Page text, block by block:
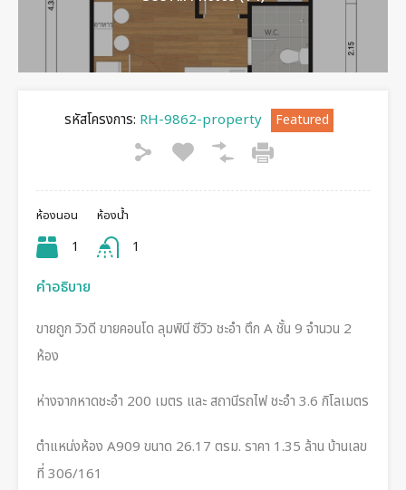
รหัสโครงการ: RH-9862-property Featured
ห้องนอน
1
ห้องน้ำ
1
คำอธิบาย
ขายถูก วิวดี ขายคอนโด ลุมพินี ซีวิว ชะอำ ตึก A ชั้น 9 จำนวน 2
ห้อง
ห่างจากหาดชะอำ 200 เมตร และ สถานีรถไฟ ชะอำ 3.6 กิโลเมตร
ตำแหน่งห้อง A909 ขนาด 26.17 ตรม. ราคา 1.35 ล้าน บ้านเลข
ที่ 306/161